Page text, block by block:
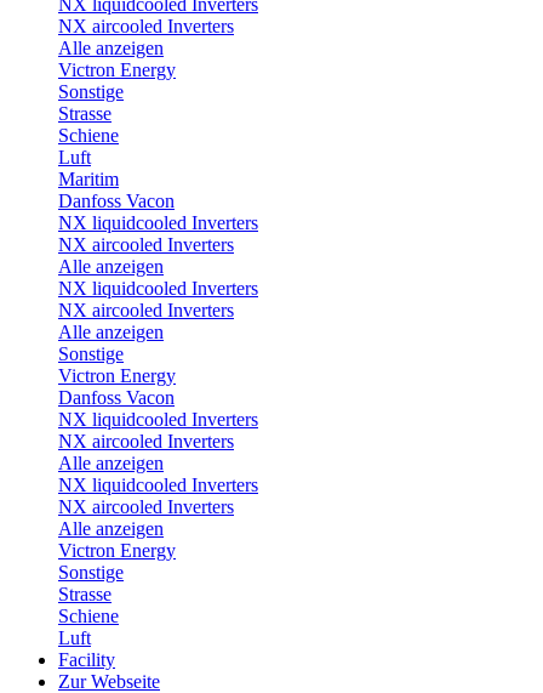
NX liquidcooled Inverters
NX aircooled Inverters
Alle anzeigen
Victron Energy
Sonstige
Strasse
Schiene
Luft
Maritim
Danfoss Vacon
NX liquidcooled Inverters
NX aircooled Inverters
Alle anzeigen
NX liquidcooled Inverters
NX aircooled Inverters
Alle anzeigen
Sonstige
Victron Energy
Danfoss Vacon
NX liquidcooled Inverters
NX aircooled Inverters
Alle anzeigen
NX liquidcooled Inverters
NX aircooled Inverters
Alle anzeigen
Victron Energy
Sonstige
Strasse
Schiene
Luft
Facility
Zur Webseite